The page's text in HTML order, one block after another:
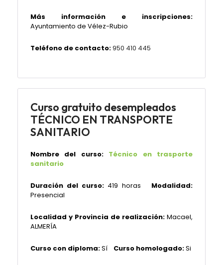
Más información e inscripciones:
Ayuntamiento de Vélez-Rubio
Teléfono de contacto:950 410 445
Curso gratuito desempleados
TÉCNICO EN TRANSPORTE
SANITARIO
Nombre del curso: Técnico en trasporte
sanitario
Duración del curso: 419 horas Modalidad:
Presencial
Localidad y Provincia de realización: Macael,
ALMERÍA
Curso con diploma:Sí Curso homologado:Si